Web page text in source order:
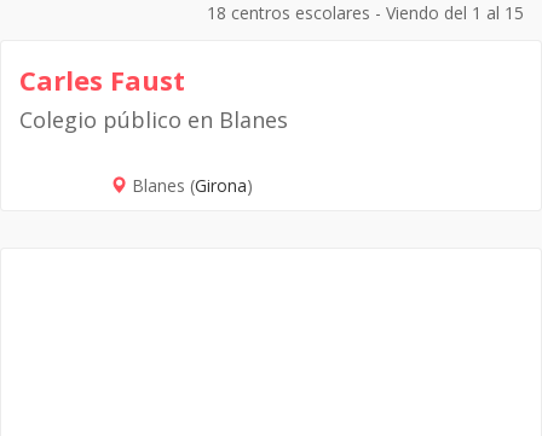
18 centros escolares - Viendo del 1 al 15
Carles Faust
Colegio público en Blanes
Blanes (Girona)